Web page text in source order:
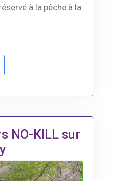
à la pêche à la
NO-KILL sur